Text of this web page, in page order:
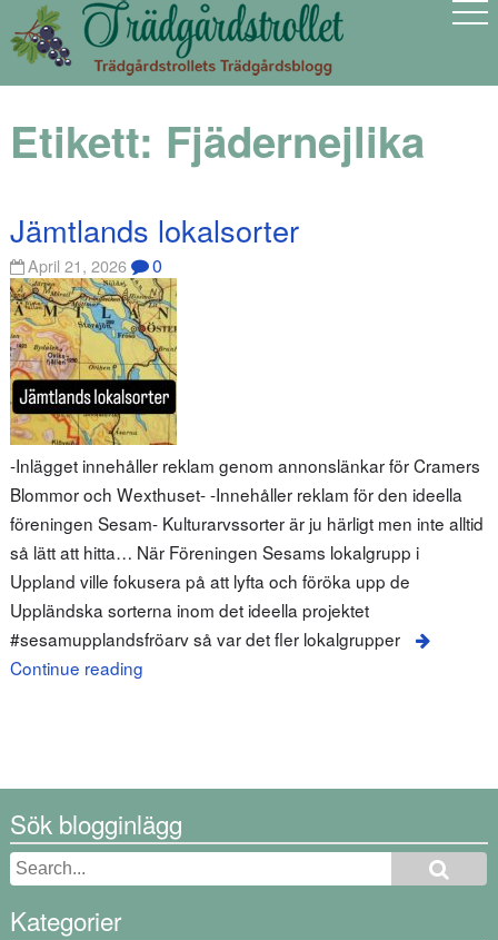
Etikett: Fjädernejlika
Jämtlands lokalsorter
April 21, 2026 0
-Inlägget innehåller reklam genom annonslänkar för Cramers
Blommor och Wexthuset- -Innehåller reklam för den ideella
föreningen Sesam- Kulturarvssorter är ju härligt men inte alltid
så lätt att hitta… När Föreningen Sesams lokalgrupp i
Uppland ville fokusera på att lyfta och föröka upp de
Uppländska sorterna inom det ideella projektet
#sesamupplandsfröarv så var det fler lokalgrupper
Continue reading
Sök blogginlägg
Kategorier